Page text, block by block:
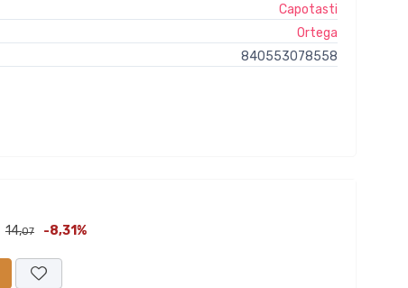
Capotasti
Ortega
840553078558
14,07 -8,31%